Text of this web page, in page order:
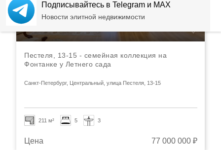
Пестеля, 13-15 - семейная коллекция на
Фонтанке у Летнего сада
Санкт-Петербург, Центральный, улица Пестеля, 13-15
211 м² 5 3
Цена 77 000 000 ₽
Подписывайтесь в Telegram и MAX
Новости элитной недвижимости